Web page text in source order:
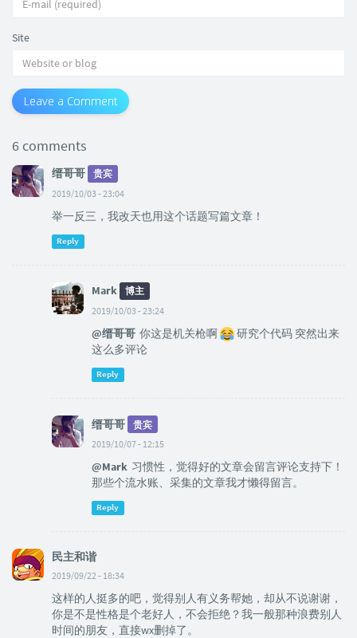
Site
Leave a Comment
6 comments
缙哥哥
贵宾
2019/10/03 - 23:04
举一反三，我改天也用这个话题写篇文章！
Reply
Mark
博主
2019/10/03 - 23:24
@缙哥哥 你这是机关枪啊
研究个代码 突然出来
这么多评论
Reply
缙哥哥
贵宾
2019/10/07 - 12:15
@Mark 习惯性，觉得好的文章会留言评论支持下！
那些个流水账、采集的文章我才懒得留言。
Reply
民主和谐
2019/09/22 - 18:34
这样的人挺多的吧，觉得别人有义务帮她，却从不说谢谢，
你是不是性格是个老好人，不会拒绝？我一般那种浪费别人
时间的朋友，直接wx删掉了。